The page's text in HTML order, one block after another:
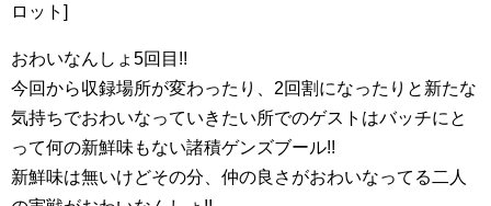
ロット]
おわいなんしょ5回目!!
今回から収録場所が変わったり、2回割になったりと新たな
気持ちでおわいなっていきたい所でのゲストはバッチにと
って何の新鮮味もない諸積ゲンズブール!!
新鮮味は無いけどその分、仲の良さがおわいなってる二人